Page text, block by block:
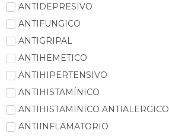
ANTIDEPRESIVO
ANTIFUNGICO
ANTIGRIPAL
ANTIHEMETICO
ANTIHIPERTENSIVO
ANTIHISTAMÍNICO
ANTIHISTAMINICO ANTIALERGICO
ANTIINFLAMATORIO